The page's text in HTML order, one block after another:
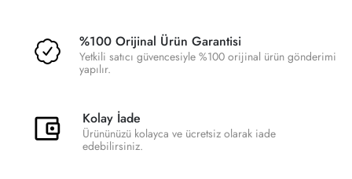
%100 Orijinal Ürün Garantisi
Yetkili satıcı güvencesiyle %100 orijinal ürün gönderimi
yapılır.
Kolay İade
Ürününüzü kolayca ve ücretsiz olarak iade
edebilirsiniz.